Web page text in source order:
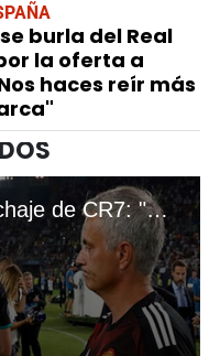
burla del Real
la oferta a
haces reír más
Mourinho sobre el no fichaje de CR7: "Cristiano nunca fue una opción de fichaje para nosotros"